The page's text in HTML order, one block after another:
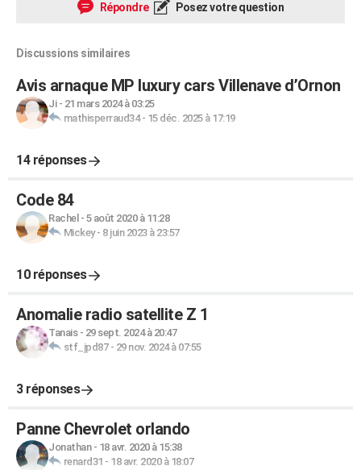
Répondre Posez votre question
Discussions similaires
Avis arnaque MP luxury cars Villenave d’Ornon
Ji- 21 mars 2024 à 03:25
mathisperraud34- 15 déc. 2025 à 17:19
14 réponses
Code 84
Rachel - 5 août 2020 à 11:28
Mickey- 8 juin 2023 à 23:57
10 réponses
Anomalie radio satellite Z 1
Tanais- 29 sept. 2024 à 20:47
stf_jpd87- 29 nov. 2024 à 07:55
3 réponses
Panne Chevrolet orlando
Jonathan- 18 avr. 2020 à 15:38
renard31 - 18 avr. 2020 à 18:07